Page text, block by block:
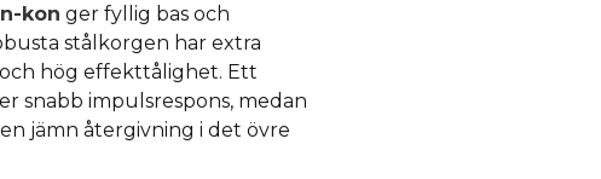
kon ger fyllig bas och
stålkorgen har extra
hög effekttålighet. Ett
snabb impulsrespons, medan
jämn återgivning i det övre